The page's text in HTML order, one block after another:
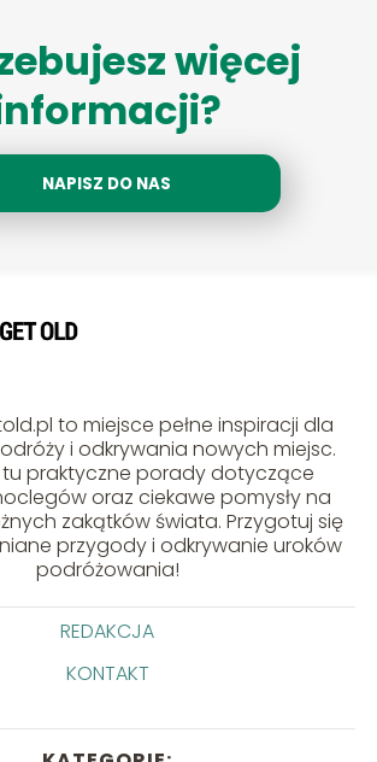
więcej
NAPISZ DO NAS
to miejsce pełne inspiracji dla
i odkrywania nowych miejsc.
tu praktyczne porady dotyczące
oraz ciekawe pomysły na
zakątków świata. Przygotuj się
przygody i odkrywanie uroków
podróżowania!
REDAKCJA
KONTAKT